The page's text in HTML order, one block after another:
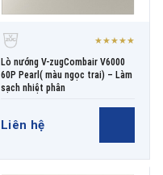
★★★★★
Lò nướng V-zugCombair V6000
60P Pearl( màu ngọc trai) – Làm
sạch nhiệt phân
Liên hệ